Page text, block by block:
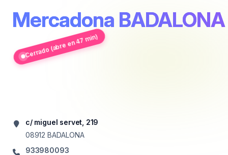
Mercadona BADALONA
Cerrado (abre en 47 min)
c/ miguel servet, 219
08912 BADALONA
933980093